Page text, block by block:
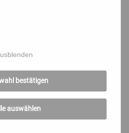
sich mit Hobbies,
ebenfalls Platz haben.
Sehnsüchte, Fragen des
Gleichgesinnten besprochen
bestätigen
auswählen